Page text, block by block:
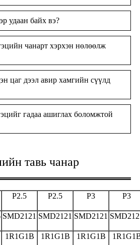
удаан байх вэ?
чанарт хэрхэн нөлөөлж
цаг дээл авир хамгийн сүүлд
гадаа ашиглах боломжтой
тавь чанар
P2.5 P2.5 P3 P3
SMD2121 SMD2121 SMD2121
1R1G1B 1R1G1B 1R1G1B